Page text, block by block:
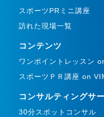
スポーツPRミニ講座
訪れた現場一覧
コンテンツ
ワンポイントレッスン
スポーツＰＲ講座 on
コンサルティングサ
30分スポットコンサル